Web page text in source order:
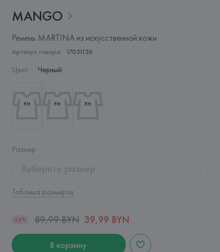
MANGO
Ремень MARTINA из искусственной кожи
Артикул товара: 17051136
Цвет: Черный
Размер:
Выберите размер
Таблица размеров
56% 89,99 BYN 39,99 BYN
В корзину